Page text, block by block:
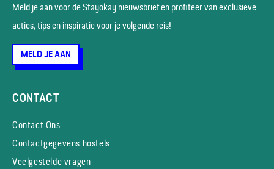
Meld je aan voor de Stayokay nieuws­brief en profiteer van exclusieve
acties, tips en inspiratie voor je volgende reis!
MELD JE AAN
CONTACT
Contact Ons
Contactgegevens hostels
Veelgestelde vragen